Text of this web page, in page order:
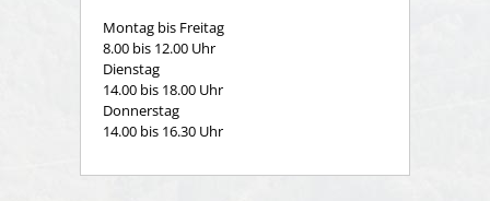
Montag bis Freitag
8.00 bis 12.00 Uhr
Dienstag
14.00 bis 18.00 Uhr
Donnerstag
14.00 bis 16.30 Uhr